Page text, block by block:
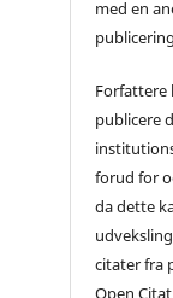
med en
Forfattere
publicere
forud for
da dette
citater fra
Open